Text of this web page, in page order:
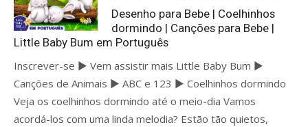
on
Desenho para Bebe | Coelhinhos
dormindo | Canções para Bebe |
Little Baby Bum em Português
Inscrever-se ► Vem assistir mais Little Baby Bum ►
Canções de Animais ► ABC e 123 ► Coelhinhos dormindo
Veja os coelhinhos dormindo até o meio-dia Vamos
acordá-los com uma linda melodia? Estão tão quietos,